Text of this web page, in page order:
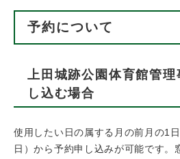
予約について
上田城跡公園体育館管理
し込む場合
使用したい日の属する月の前月の1
日）から予約申し込みが可能です。